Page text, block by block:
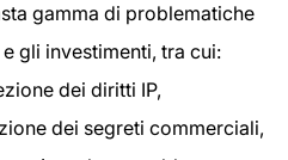
gamma di problematiche
gli investimenti, tra cui:
dei diritti IP,
dei segreti commerciali,